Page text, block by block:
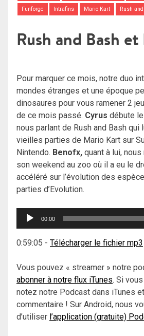
Funforge Intrafins Mario Kart Rush
Rush and Bash
Pour marquer ce mois, notre duo
mondes étranges et une époque
dinosaures pour vous ramener 2
de ce mois passé. Cyrus débute
nous parlant de Rush and Bash qui
vieilles parties de Mario Kart sur
Nintendo. Benofx, quant à lui,
son weekend au zoo où il a eu le
accéléré sur l’évolution des
parties d’Evolution.
Lecteur
00:00
0:59:05 - Télécharger le fichier mp3
Vous pouvez « streamer » notre
abonner à notre flux iTunes. Si
notez notre Podcast dans iTunes
commentaire ! Sur Android, nous
d’utiliser l’application (gratuite)